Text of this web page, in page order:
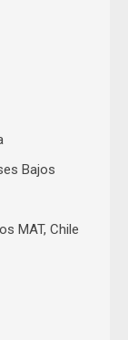
Bajos
MAT, Chile